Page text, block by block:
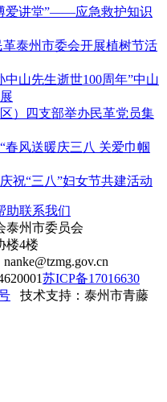
爱讲堂”——应急救护知识
泰州市委会开展植树节活
山先生逝世100周年”中山
）四支部举办民革党员集
春风送暖庆三八 关爱巾帼
祝“三八”妇女节共建活动
助联系我们
泰州市委员会
楼4楼
苏ICP备17016630
技术支持：泰州市青藤